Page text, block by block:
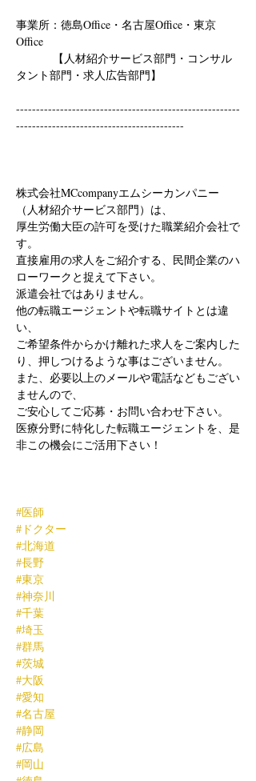
事業所：徳島Office・名古屋Office・東京
Office
【人材紹介サービス部門・コンサル
タント部門・求人広告部門】
--------------------------------------------------------
------------------------------------------
株式会社MCcompanyエムシーカンパニー
（人材紹介サービス部門）は、
厚生労働大臣の許可を受けた職業紹介会社で
す。
直接雇用の求人をご紹介する、民間企業のハ
ローワークと捉えて下さい。
派遣会社ではありません。
他の転職エージェントや転職サイトとは違
い、
ご希望条件からかけ離れた求人をご案内した
り、押しつけるような事はございません。
また、必要以上のメールや電話などもござい
ませんので、
ご安心してご応募・お問い合わせ下さい。
医療分野に特化した転職エージェントを、是
非この機会にご活用下さい！
#医師
#ドクター
#北海道
#長野
#東京
#神奈川
#千葉
#埼玉
#群馬
#茨城
#大阪
#愛知
#名古屋
#静岡
#広島
#岡山